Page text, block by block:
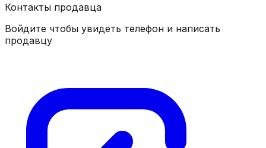
Контакты продавца
Войдите чтобы увидеть телефон и написать
продавцу